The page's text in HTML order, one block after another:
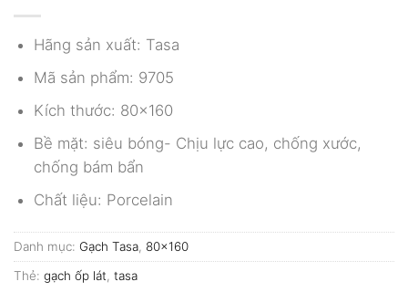
Hãng sản xuất: Tasa
Mã sản phẩm: 9705
Kích thước: 80×160
Bề mặt: siêu bóng- Chịu lực cao, chống xước,
chống bám bẩn
Chất liệu: Porcelain
Danh mục: Gạch Tasa 80x160
Thẻ: gạch ốp lát tasa